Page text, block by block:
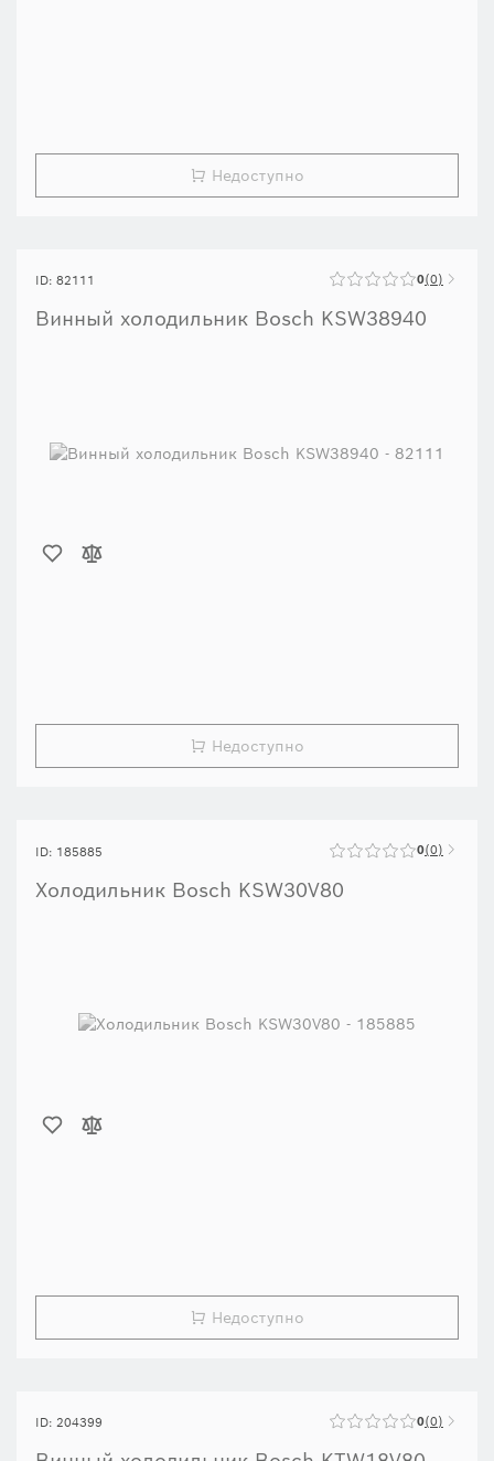
Недоступно
ID: 82111 0 0
Винный холодильник Bosch KSW38940
Недоступно
ID: 185885 0 0
Холодильник Bosch KSW30V80
Недоступно
ID: 204399 0 0